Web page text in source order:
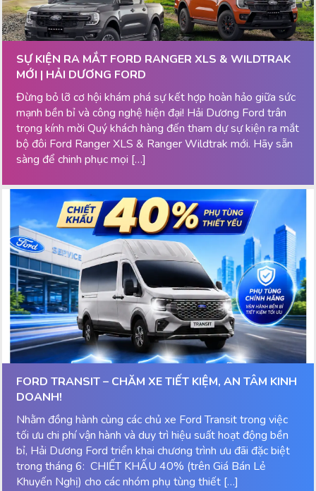
SỰ KIỆN RA MẮT FORD RANGER XLS & WILDTRAK
MỚI | HẢI DƯƠNG FORD
Đừng bỏ lỡ cơ hội khám phá sự kết hợp hoàn hảo giữa sức
mạnh bền bỉ và công nghệ hiện đại! Hải Dương Ford trân
trọng kính mời Quý khách hàng đến tham dự sự kiện ra mắt
bộ đôi Ford Ranger XLS & Ranger Wildtrak mới. Hãy sẵn
sàng để chinh phục mọi […]
FORD TRANSIT – CHĂM XE TIẾT KIỆM, AN TÂM KINH
DOANH!
Nhằm đồng hành cùng các chủ xe Ford Transit trong việc
tối ưu chi phí vận hành và duy trì hiệu suất hoạt động bền
bỉ, Hải Dương Ford triển khai chương trình ưu đãi đặc biệt
trong tháng 6: CHIẾT KHẤU 40% (trên Giá Bán Lẻ
Khuyến Nghị) cho các nhóm phụ tùng thiết […]